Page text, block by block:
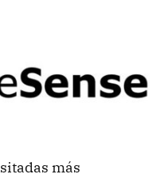
más